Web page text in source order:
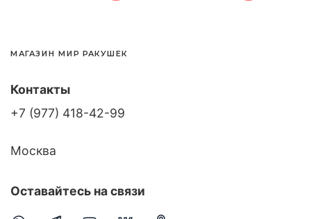
МАГАЗИН МИР РАКУШЕК
Контакты
+7 (977) 418-42-99
Москва
Оставайтесь на связи